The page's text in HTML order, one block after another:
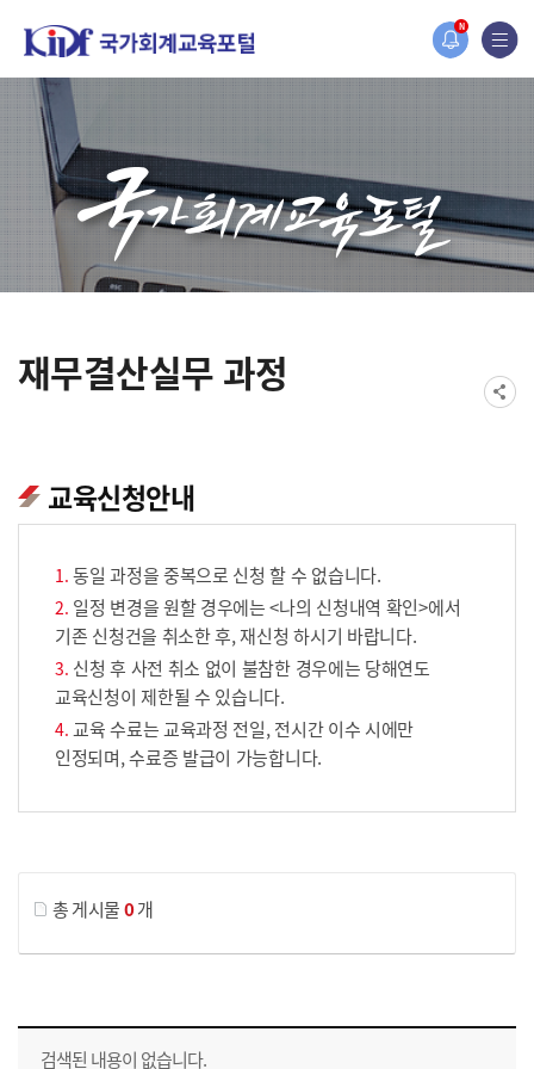
N
홈페이지가 새롭게 개편되었습니다.
한국조세재정연구원홈페이지가 새롭게 개설되었습니다.
재무결산실무 과정
교육신청안내
동일 과정을 중복으로 신청 할 수 없습니다.
일정 변경을 원할 경우에는 <나의 신청내역 확인>에서
기존 신청건을 취소한 후, 재신청 하시기 바랍니다.
신청 후 사전 취소 없이 불참한 경우에는 당해연도
교육신청이 제한될 수 있습니다.
교육 수료는 교육과정 전일, 전시간 이수 시에만
인정되며, 수료증 발급이 가능합니다.
총 게시물0개
교육신청 목록을 나타낸 표로 회차, 지역, 접수기간, 교육기간, 교육장소, 신청인원/모집인원, 상태로 나뉘어 설명합니다.
검색된 내용이 없습니다.